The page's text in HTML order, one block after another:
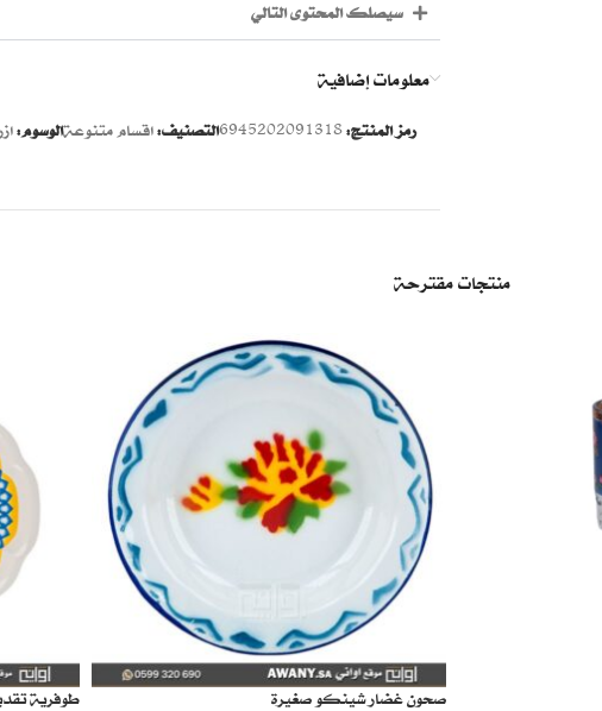
سيصلك المحتوى التالي
معلومات إضافية
رمز المنتج:6945202091318التصنيف:اقسام متنوعةالوسوم:
منتجات مقترحة
صحون غضار شينكو صغيرة
طوفرية